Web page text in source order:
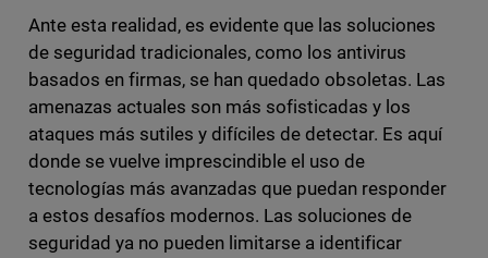
Ante esta realidad, es evidente que las soluciones
de seguridad tradicionales, como los antivirus
basados en firmas, se han quedado obsoletas. Las
amenazas actuales son más sofisticadas y los
ataques más sutiles y difíciles de detectar. Es aquí
donde se vuelve imprescindible el uso de
tecnologías más avanzadas que puedan responder
a estos desafíos modernos. Las soluciones de
seguridad ya no pueden limitarse a identificar